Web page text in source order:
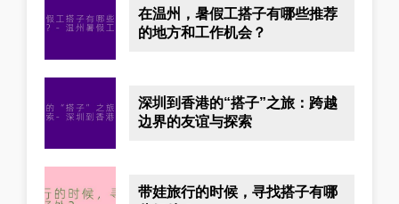
在温州，暑假工搭子有哪些推荐
的地方和工作机会？
深圳到香港的“搭子”之旅：跨越
边界的友谊与探索
带娃旅行的时候，寻找搭子有哪